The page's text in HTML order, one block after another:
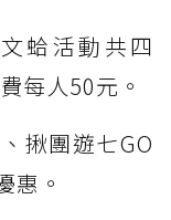
蛤活動共四
每人50元。
揪團遊七GO
惠。